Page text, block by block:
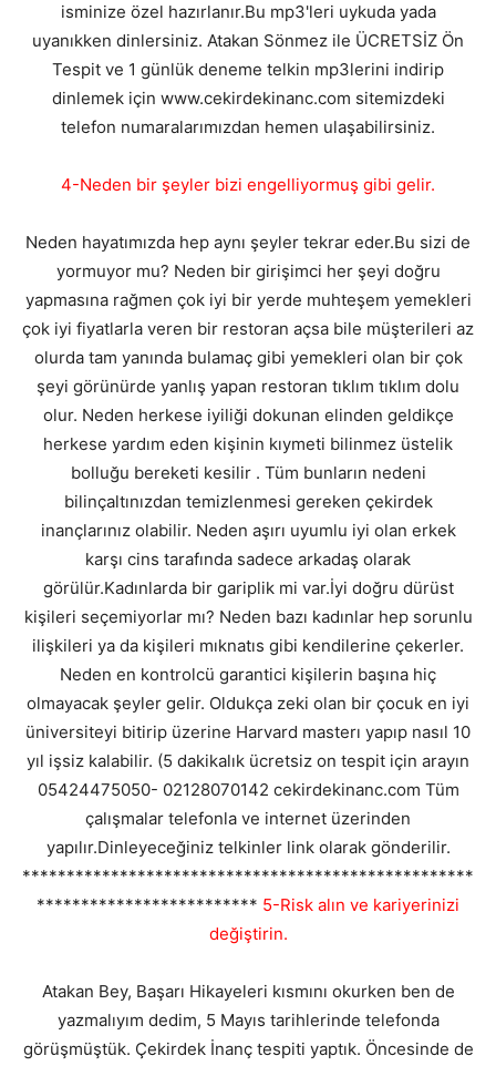
isminize özel hazırlanır.Bu mp3'leri uykuda yada
uyanıkken dinlersiniz. Atakan Sönmez ile ÜCRETSİZ Ön
Tespit ve 1 günlük deneme telkin mp3lerini indirip
dinlemek için www.cekirdekinanc.com sitemizdeki
telefon numaralarımızdan hemen ulaşabilirsiniz.
4-Neden bir şeyler bizi engelliyormuş gibi gelir.
Neden hayatımızda hep aynı şeyler tekrar eder.Bu sizi de
yormuyor mu? Neden bir girişimci her şeyi doğru
yapmasına rağmen çok iyi bir yerde muhteşem yemekleri
çok iyi fiyatlarla veren bir restoran açsa bile müşterileri az
olurda tam yanında bulamaç gibi yemekleri olan bir çok
şeyi görünürde yanlış yapan restoran tıklım tıklım dolu
olur. Neden herkese iyiliği dokunan elinden geldikçe
herkese yardım eden kişinin kıymeti bilinmez üstelik
bolluğu bereketi kesilir . Tüm bunların nedeni
bilinçaltınızdan temizlenmesi gereken çekirdek
inançlarınız olabilir. Neden aşırı uyumlu iyi olan erkek
karşı cins tarafında sadece arkadaş olarak
görülür.Kadınlarda bir gariplik mi var.İyi doğru dürüst
kişileri seçemiyorlar mı? Neden bazı kadınlar hep sorunlu
ilişkileri ya da kişileri mıknatıs gibi kendilerine çekerler.
Neden en kontrolcü garantici kişilerin başına hiç
olmayacak şeyler gelir. Oldukça zeki olan bir çocuk en iyi
üniversiteyi bitirip üzerine Harvard masterı yapıp nasıl 10
yıl işsiz kalabilir. (5 dakikalık ücretsiz on tespit için arayın
05424475050- 02128070142 cekirdekinanc.com Tüm
çalışmalar telefonla ve internet üzerinden
yapılır.Dinleyeceğiniz telkinler link olarak gönderilir.
***************************************************
************************* 5-Risk alın ve kariyerinizi
değiştirin.
Atakan Bey, Başarı Hikayeleri kısmını okurken ben de
yazmalıyım dedim, 5 Mayıs tarihlerinde telefonda
görüşmüştük. Çekirdek İnanç tespiti yaptık. Öncesinde de